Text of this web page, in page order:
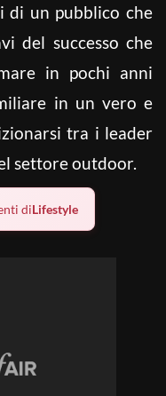
di un pubblico che
del successo che
in pochi anni
in un vero e
tra i leader
settore outdoor.
diLifestyle